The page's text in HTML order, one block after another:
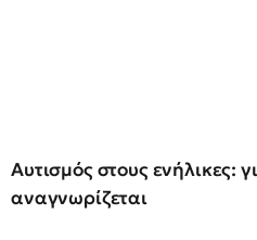
Αυτισμός στους ενήλικες:
αναγνωρίζεται